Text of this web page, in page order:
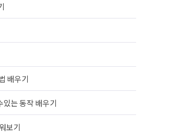
배우기
는 동작 배우기
보기